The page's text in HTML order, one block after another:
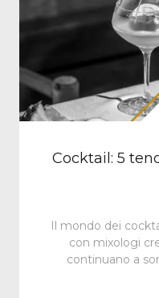
Cocktail: 5
Il mondo dei
con mixologi
continuano a